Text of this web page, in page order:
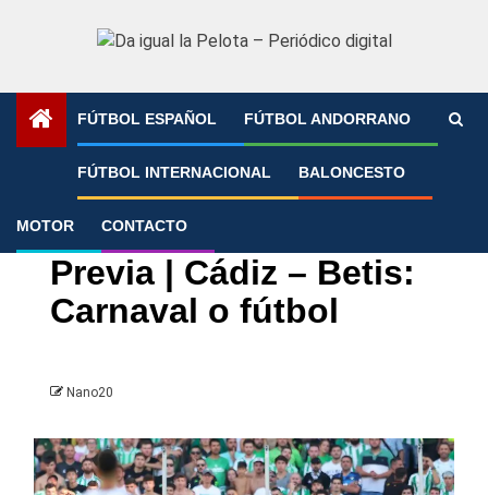
FÚTBOL ESPAÑOL FÚTBOL ANDORRANO
FÚTBOL INTERNACIONAL BALONCESTO
MOTOR CONTACTO
»
Fútbol español LaLiga
Previa | Cádiz – Betis:
Carnaval o fútbol
Nano20